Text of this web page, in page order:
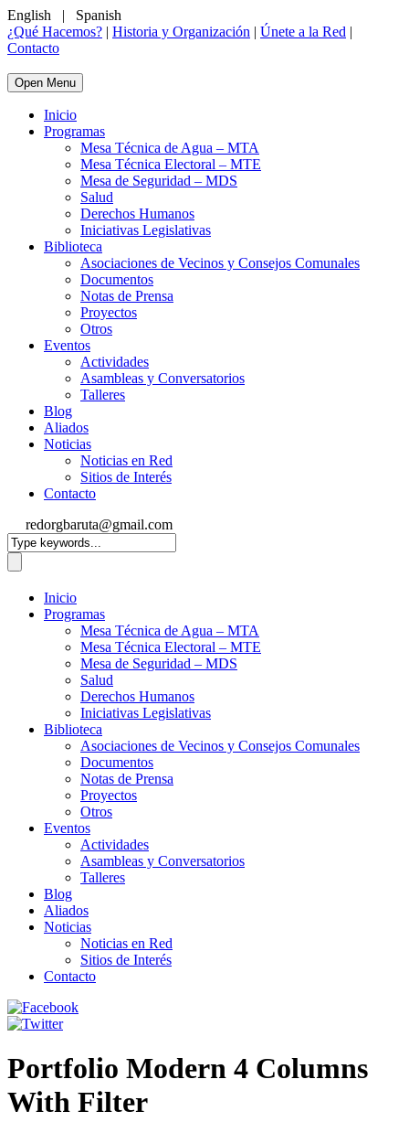
English |
Spanish
¿Qué Hacemos? | Historia y Organización | Únete a la Red |
Contacto
Open Menu
Inicio
Programas
Mesa Técnica de Agua – MTA
Mesa Técnica Electoral – MTE
Mesa de Seguridad – MDS
Salud
Derechos Humanos
Iniciativas Legislativas
Biblioteca
Asociaciones de Vecinos y Consejos Comunales
Documentos
Notas de Prensa
Proyectos
Otros
Eventos
Actividades
Asambleas y Conversatorios
Talleres
Blog
Aliados
Noticias
Noticias en Red
Sitios de Interés
Contacto
redorgbaruta@gmail.com
Inicio
Programas
Mesa Técnica de Agua – MTA
Mesa Técnica Electoral – MTE
Mesa de Seguridad – MDS
Salud
Derechos Humanos
Iniciativas Legislativas
Biblioteca
Asociaciones de Vecinos y Consejos Comunales
Documentos
Notas de Prensa
Proyectos
Otros
Eventos
Actividades
Asambleas y Conversatorios
Talleres
Blog
Aliados
Noticias
Noticias en Red
Sitios de Interés
Contacto
Portfolio Modern 4 Columns
With Filter